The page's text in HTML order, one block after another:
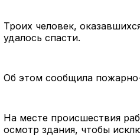
Троих человек,
удалось спасти.
Об этом сообщила
На месте происшествия
осмотр здания, чтобы